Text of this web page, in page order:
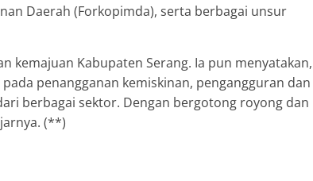
Daerah (Forkopimda), serta berbagai unsur
kemajuan Kabupaten Serang. Ia pun menyatakan,
penangganan kemiskinan, pengangguran dan
berbagai sektor. Dengan bergotong royong dan
(**)